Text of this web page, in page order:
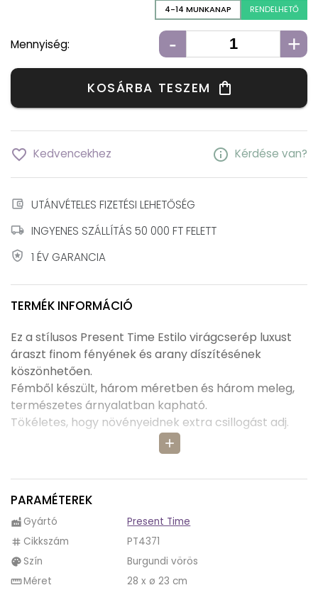
4-14 MUNKANAP RENDELHETŐ
Mennyiség: - +
KOSÁRBA TESZEM shopping_bag
favorite_border Kedvencekhez info Kérdése van?
account_balance_wallet UTÁNVÉTELES FIZETÉSI LEHETŐSÉG
local_shipping INGYENES SZÁLLÍTÁS 50 000 FT FELETT
local_police 1 ÉV GARANCIA
TERMÉK INFORMÁCIÓ
add
Ez a stílusos Present Time Estilo virágcserép luxust
áraszt finom fényének és arany díszítésének
köszönhetően.
Fémből készült, három méretben és három meleg,
természetes árnyalatban kapható.
Tökéletes, hogy növényeidnek extra csillogást adj.
PARAMÉTEREK
factory Gyártó Present Time
tag Cikkszám PT4371
palette Szín Burgundi vörös
straightenMéret 28 x ø 23 cm